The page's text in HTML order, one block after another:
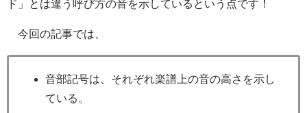
ド」とは違う呼び方の音を示しているという点です！
今回の記事では、
音部記号は、それぞれ楽譜上の音の高さを示し
ている。